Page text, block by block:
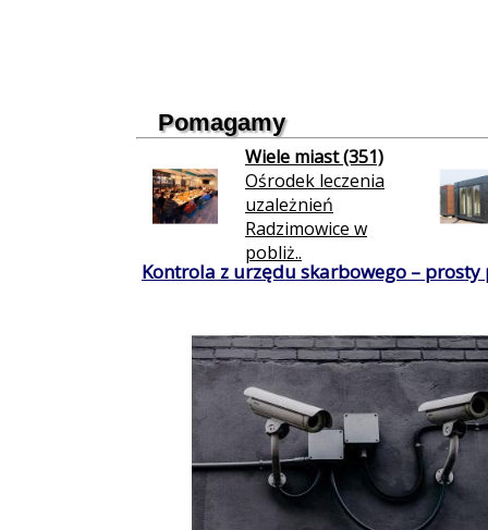
Pomagamy
Wiele miast (351)
Ośrodek leczenia
uzależnień
Radzimowice w
pobliż..
Kontrola z urzędu skarbowego –